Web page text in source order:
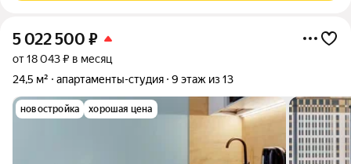
5 022 500 ₽
от 18 043 ₽ в месяц
24,5 м²
апартаменты-студия 9 этаж из 13
новостройка хорошая цена